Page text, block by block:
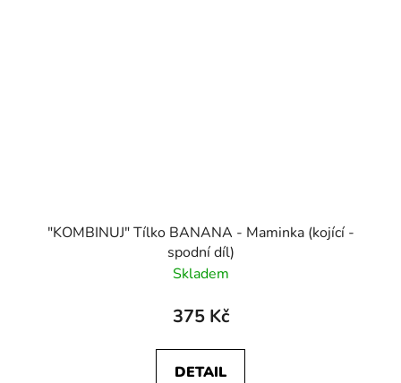
"KOMBINUJ" Tílko BANANA - Maminka (kojící -
spodní díl)
Skladem
375 Kč
DETAIL